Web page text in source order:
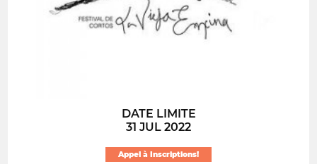
DATE LIMITE
31 JUL 2022
Appel à Inscriptions!